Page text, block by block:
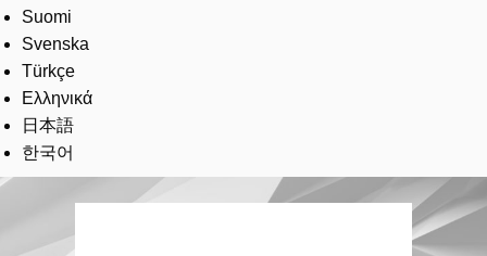
Suomi
Svenska
Türkçe
Ελληνικά
日本語
한국어